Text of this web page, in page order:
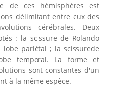
de ces hémisphères est
délimitant entre eux des
cérébrales. Deux
: la scissure de Rolando
pariétal ; la scissurede
temporal. La forme et
sont constantes d'un
à la même espèce.